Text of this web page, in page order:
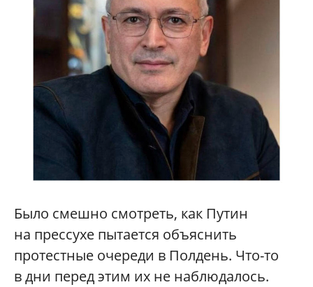
Было смешно смотреть, как Путин
на прессухе пытается объяснить
протестные очереди в Полдень. Что-то
в дни перед этим их не наблюдалось.